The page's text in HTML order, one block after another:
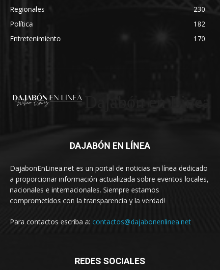
Regionales
230
Política
182
Entretenimiento
170
DAJABÓN EN LÍNEA
DajabonEnLinea.net es un portal de noticias en línea dedicado
a proporcionar información actualizada sobre eventos locales,
nacionales e internacionales. Siempre estamos
comprometidos con la transparencia y la verdad!
Para contactos escriba a: contactos@dajabonenlinea.net
REDES SOCIALES